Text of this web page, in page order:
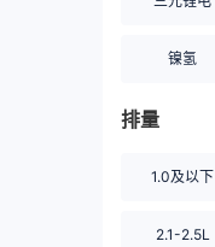
镍氢
排量
1.0及以下
2.1-2.5L